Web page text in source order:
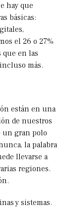
hay que
básicas:
el 26 o 27%
en las
más.
están en una
de nuestros
un gran polo
la palabra
llevarse a
regiones.
y sistemas.